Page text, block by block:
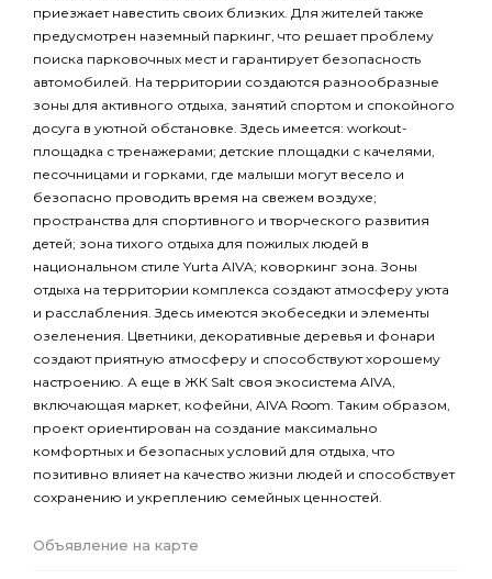
приезжает навестить своих близких. Для жителей также
предусмотрен наземный паркинг, что решает проблему
поиска парковочных мест и гарантирует безопасность
автомобилей. На территории создаются разнообразные
зоны для активного отдыха, занятий спортом и спокойного
досуга в уютной обстановке. Здесь имеется: workout-
площадка с тренажерами; детские площадки с качелями,
песочницами и горками, где малыши могут весело и
безопасно проводить время на свежем воздухе;
пространства для спортивного и творческого развития
детей; зона тихого отдыха для пожилых людей в
национальном стиле Yurta AIVA; коворкинг зона. Зоны
отдыха на территории комплекса создают атмосферу уюта
и расслабления. Здесь имеются экобеседки и элементы
озеленения. Цветники, декоративные деревья и фонари
создают приятную атмосферу и способствуют хорошему
настроению. А еще в ЖК Salt своя экосистема AIVA,
включающая маркет, кофейни, AIVA Room. Таким образом,
проект ориентирован на создание максимально
комфортных и безопасных условий для отдыха, что
позитивно влияет на качество жизни людей и способствует
сохранению и укреплению семейных ценностей.
Объявление на карте